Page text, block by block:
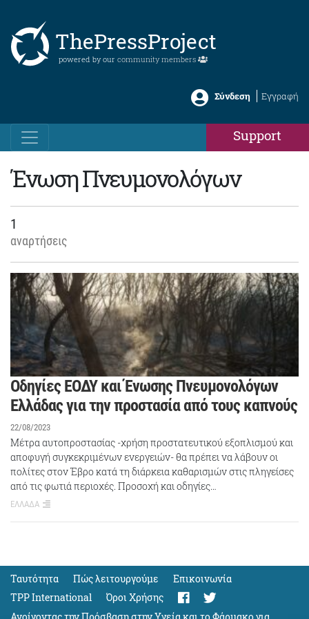
ThePressProject
powered by our community members
Σύνδεση Εγγραφή
Support
Ένωση Πνευμονολόγων
1
αναρτήσεις
Οδηγίες ΕΟΔΥ και Ένωσης Πνευμονολόγων
Ελλάδας για την προστασία από τους καπνούς
22/08/2023
Μέτρα αυτοπροστασίας -χρήση προστατευτικού εξοπλισμού και
αποφυγή συγκεκριμένων ενεργειών- θα πρέπει να λάβουν οι
πολίτες στον Έβρο κατά τη διάρκεια καθαρισμών στις πληγείσες
από τις φωτιά περιοχές. Προσοχή και οδηγίες…
ΕΛΛΑΔΑ
Ταυτότητα Πώς λειτουργούμε
Eπικοινωνία
TPP International
Όροι Χρήσης